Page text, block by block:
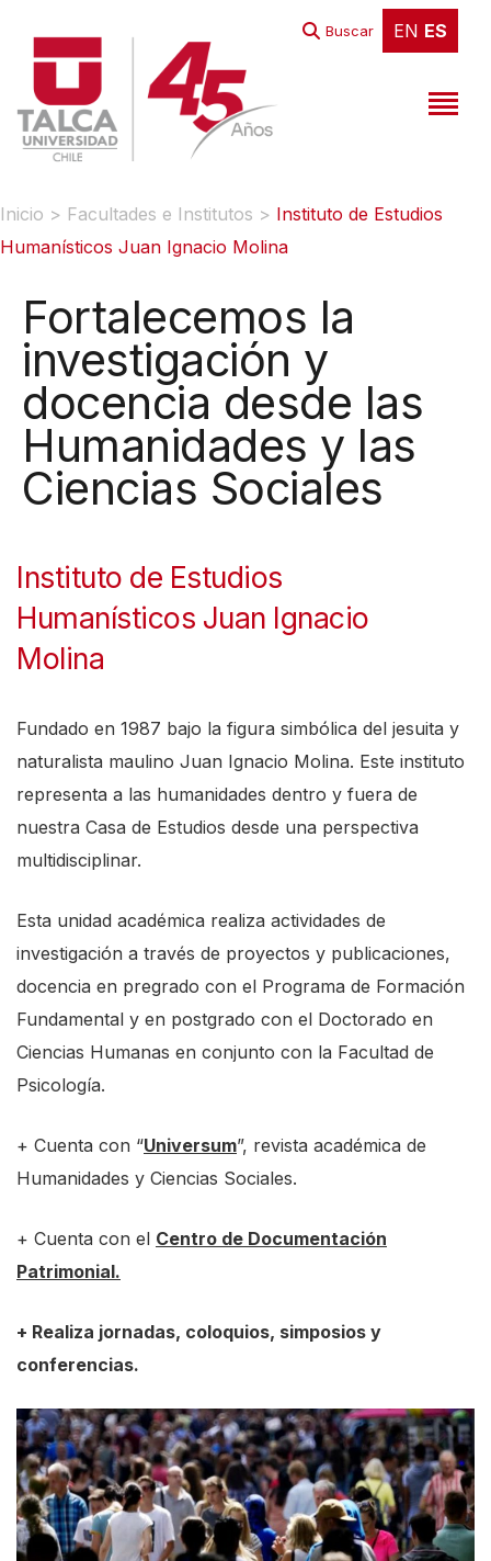
EN ES
Buscar EN ES
Inicio > Facultades e Institutos > Instituto de Estudios
Humanísticos Juan Ignacio Molina
Fortalecemos la
investigación y
docencia desde las
Humanidades y las
Ciencias Sociales
Instituto de Estudios
Humanísticos Juan Ignacio
Molina
Fundado en 1987 bajo la figura simbólica del jesuita y
naturalista maulino Juan Ignacio Molina. Este instituto
representa a las humanidades dentro y fuera de
nuestra Casa de Estudios desde una perspectiva
multidisciplinar.
Esta unidad académica realiza actividades de
investigación a través de proyectos y publicaciones,
docencia en pregrado con el Programa de Formación
Fundamental y en postgrado con el Doctorado en
Ciencias Humanas en conjunto con la Facultad de
Psicología.
+ Cuenta con “Universum”, revista académica de
Humanidades y Ciencias Sociales.
+ Cuenta con el Centro de Documentación
Patrimonial.
+ Realiza jornadas, coloquios, simposios y
conferencias.